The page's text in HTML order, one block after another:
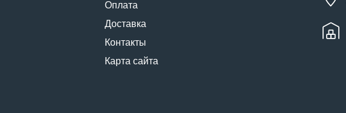
Оплата
Доставка
Контакты
Карта сайта